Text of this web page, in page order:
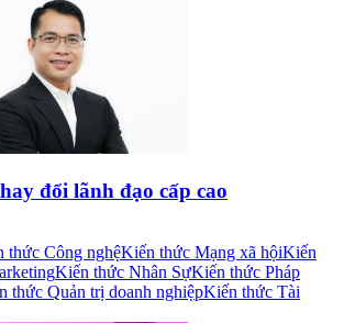
đổi lãnh đạo cấp cao
thức Công nghệKiến thức Mạng xã hộiKiến
Kiến thức Nhân SựKiến thức Pháp
thức Quản trị doanh nghiệpKiến thức Tài